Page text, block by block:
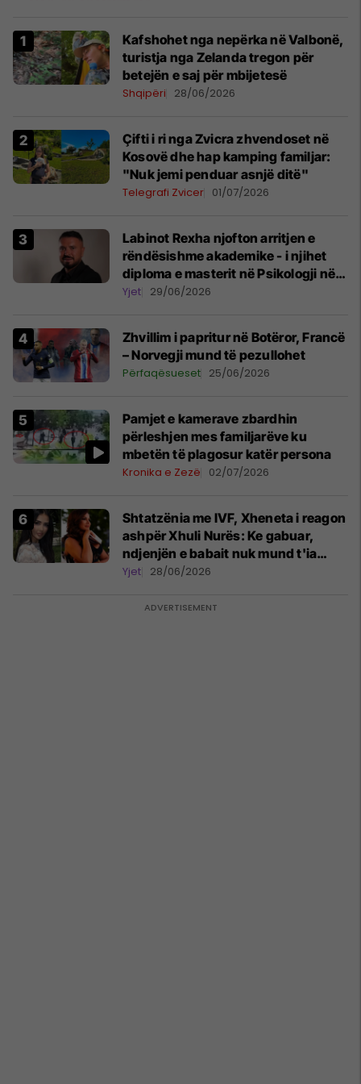
Kafshohet nga nepërka në Valbonë,
turistja nga Zelanda tregon për
betejën e saj për mbijetesë
Shqipëri 28/06/2026
Çifti i ri nga Zvicra zhvendoset në
Kosovë dhe hap kamping familjar:
"Nuk jemi penduar asnjë ditë"
Telegrafi Zvicer 01/07/2026
Labinot Rexha njofton arritjen e
rëndësishme akademike - i njihet
diploma e masterit në Psikologji në
Zvicër
Yjet 29/06/2026
Zhvillim i papritur në Botëror, Francë
– Norvegji mund të pezullohet
Përfaqësueset 25/06/2026
Pamjet e kamerave zbardhin
përleshjen mes familjarëve ku
mbetën të plagosur katër persona
Kronika e Zezë 02/07/2026
Shtatzënia me IVF, Xheneta i reagon
ashpër Xhuli Nurës: Ke gabuar,
ndjenjën e babait nuk mund t'ia
plotësosh kurrë
Yjet 28/06/2026